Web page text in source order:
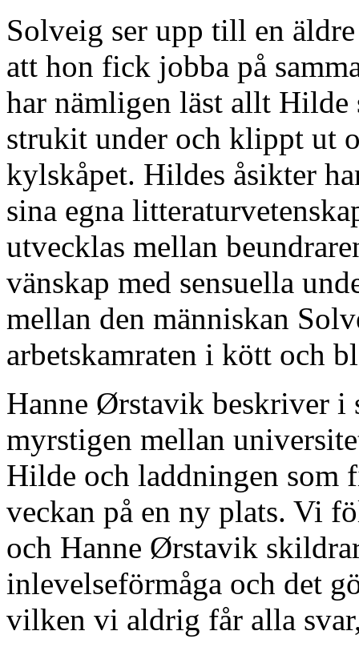
Solveig ser upp till en
att hon fick jobba på
har nämligen läst allt
strukit under och klippt ut
kylskåpet. Hildes åsikter
sina egna
utvecklas mellan
vänskap med sensuella
mellan den människan
arbetskamraten i kött och
Hanne Ørstavik beskriver i
myrstigen mellan
Hilde och laddningen som
veckan på en ny plats. Vi
och Hanne Ørstavik
inlevelseförmåga och det
vilken vi aldrig får alla